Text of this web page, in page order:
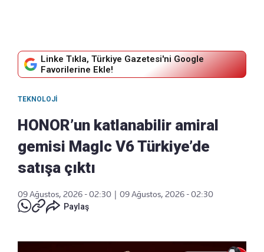
Linke Tıkla, Türkiye Gazetesi'ni Google
Favorilerine Ekle!
TEKNOLOJI
HONOR’un katlanabilir amiral
gemisi MagIc V6 Türkiye’de
satışa çıktı
09 Ağustos, 2026 - 02:30
09 Ağustos, 2026 - 02:30
Paylaş